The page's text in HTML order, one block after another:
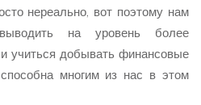
нереально, вот поэтому нам
на уровень более
учиться добывать финансовые
многим из нас в этом